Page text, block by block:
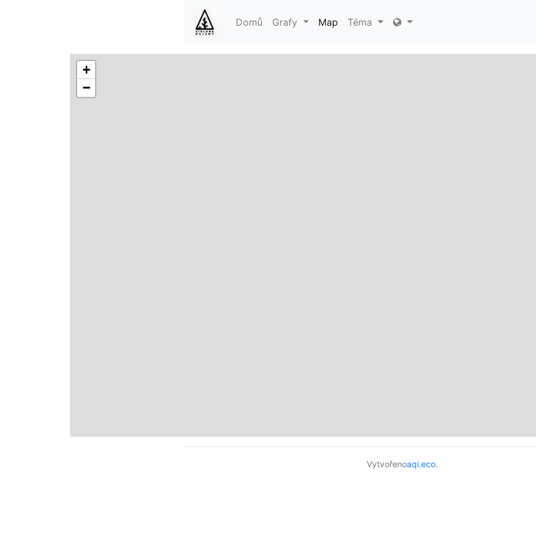
Domů Grafy Map Téma
+
−
Vytvořenoaqi.eco.